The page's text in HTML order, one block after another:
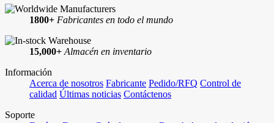
1800+ Fabricantes en todo el mundo
15,000+ Almacén en inventario
Información
Acerca de nosotros Fabricante Pedido/RFQ Control de
calidad Últimas noticias Contáctenos
Soporte